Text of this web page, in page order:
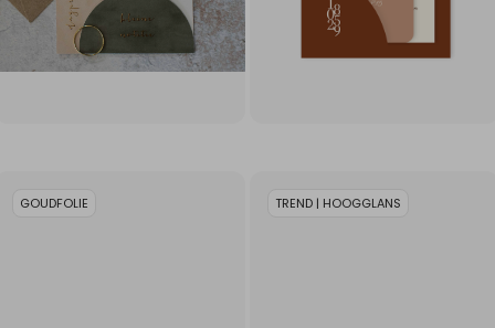
GOUDFOLIE TREND | HOOGGLANS